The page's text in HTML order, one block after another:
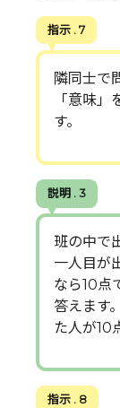
指示 . 7
隣同士で
「意味
す。
説明 . 3
班の中で
一人目が
なら10点
答えます
た人が10
指示 . 8